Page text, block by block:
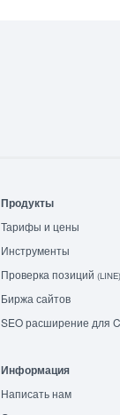
Продукты
Тарифы и цены
Инструменты
Проверка позиций (LINE)
Биржа сайтов
SEO расширение для
Информация
Написать нам